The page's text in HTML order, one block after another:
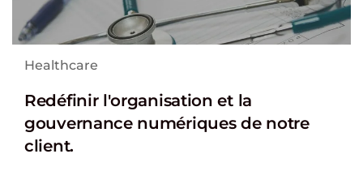
Healthcare
Redéfinir l'organisation et la
gouvernance numériques de notre
client.